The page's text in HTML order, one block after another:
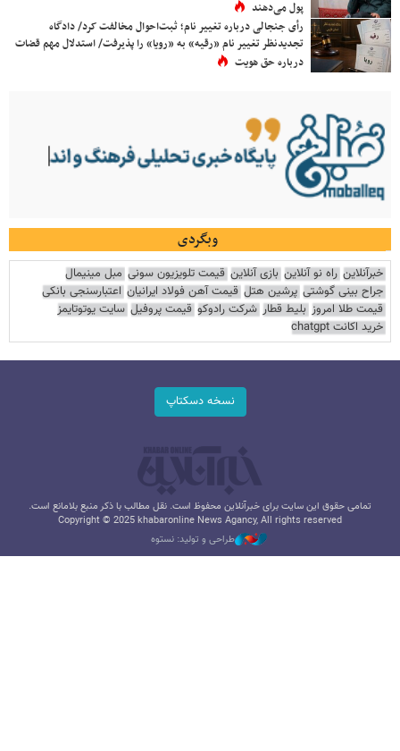
پول می‌دهند
رأی جنجالی درباره تغییر نام؛ ثبت‌احوال مخالفت کرد/ دادگاه
تجدیدنظر تغییر نام «رقیه» به «رویا» را پذیرفت/ استدلال مهم قضات
درباره حق هویت
وبگردی
خبرآنلاین راه نو آنلاین بازی آنلاین قیمت تلویزیون سونی مبل مینیمال
جراح بینی گوشتی پرشین هتل قیمت آهن فولاد ایرانیان اعتبارسنجی بانکی
قیمت طلا امروز بلیط قطار شرکت رادوکو قیمت پروفیل سایت یوتوتایمز
خرید اکانت chatgpt
نسخه دسکتاپ
تمامی حقوق این سایت برای خبرآنلاین محفوظ است. نقل مطالب با ذکر منبع بلامانع است.
Copyright © 2025 khabaronline News Agancy, All rights reserved
طراحی و تولید: نستوه